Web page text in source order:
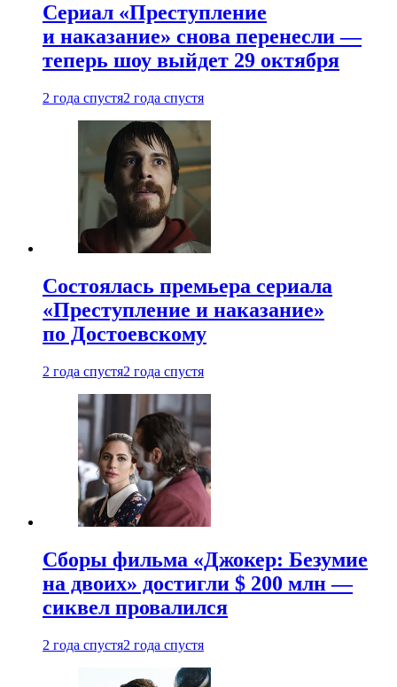
Сериал «Преступление
и наказание» снова перенесли —
теперь шоу выйдет 29 октября
2 года спустя2 года спустя
Состоялась премьера сериала
«Преступление и наказание»
по Достоевскому
2 года спустя2 года спустя
Сборы фильма «Джокер: Безумие
на двоих» достигли $ 200 млн —
сиквел провалился
2 года спустя2 года спустя